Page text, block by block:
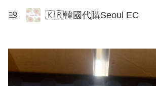
🇰🇷韓國代購Seoul EC